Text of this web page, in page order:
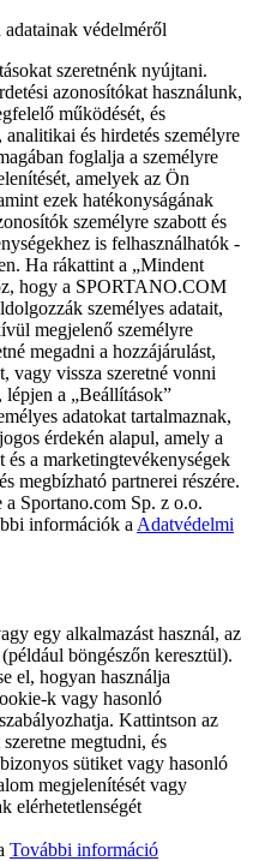
védelméről
szeretnénk nyújtani.
azonosítókat használunk,
működését, és
és hirdetés személyre
foglalja a személyre
amelyek az Ön
ezek hatékonyságának
személyre szabott és
is felhasználhatók -
Ha rákattint a „Mindent
hogy a SPORTANO.COM
személyes adatait,
megjelenő személyre
megadni a hozzájárulást,
vagy vissza szeretné vonni
lépjen a „Beállítások”
adatokat tartalmaznak,
érdekén alapul, amely a
és a marketingtevékenységek
megbízható partnerei részére.
Sportano.com Sp. z o.o.
információk a Adatvédelmi
egy alkalmazást használ, az
böngészőn keresztül).
el, hogyan használja
k vagy hasonló
Kattintson az
megtudni, és
sütiket vagy hasonló
megjelenítését vagy
elérhetetlenségét
További információ